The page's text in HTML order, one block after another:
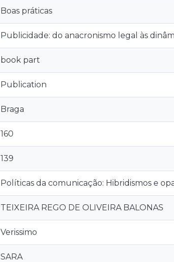
Boas práticas
Publicidade: do anacronismo legal às
book part
Publication
Braga
160
139
Políticas da comunicação: Hibridismos e
TEIXEIRA REGO DE OLIVEIRA BALONAS
Verissimo
SARA